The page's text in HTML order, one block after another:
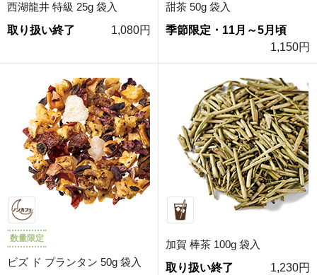
西湖龍井 特級 25g 袋入
取り扱い終了
1,080円
甜茶 50g 袋入
季節限定・11月～5月頃
1,150円
数量限定
ビズ ド プランタン 50g 袋入
加賀 棒茶 100g 袋入
取り扱い終了
1,230円